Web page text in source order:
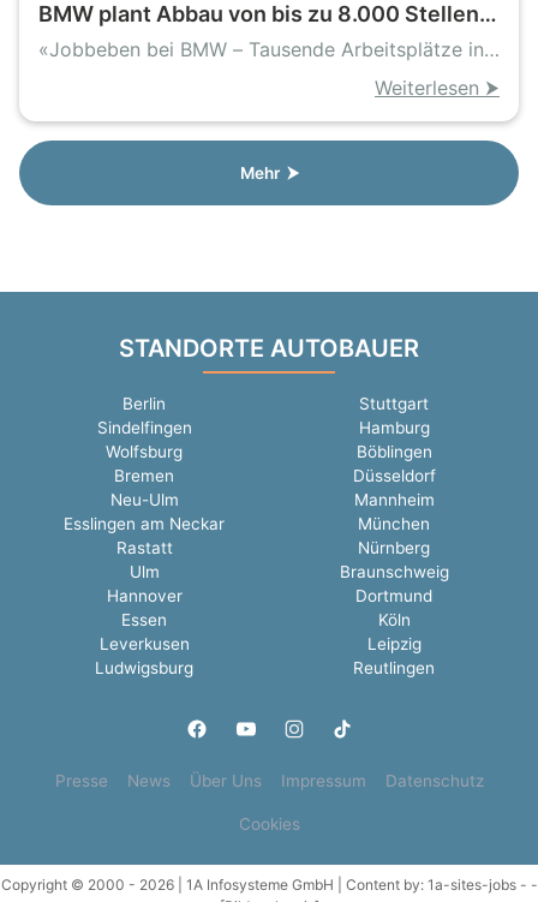
BMW plant Abbau von bis zu 8.000 Stellen
in Deutschland
«Jobbeben bei BMW – Tausende Arbeitsplätze in
Weiterlesen ⮞
Mehr ⮞
STANDORTE AUTOBAUER
Berlin
Stuttgart
Sindelfingen
Hamburg
Wolfsburg
Böblingen
Bremen
Düsseldorf
Neu-Ulm
Mannheim
Esslingen am Neckar
München
Rastatt
Nürnberg
Ulm
Braunschweig
Hannover
Dortmund
Essen
Köln
Leverkusen
Leipzig
Ludwigsburg
Reutlingen
Presse News Über Uns Impressum Datenschutz
Cookies
Copyright © 2000 - 2026 | 1A Infosysteme GmbH | Content by: 1a-sites-jobs - -